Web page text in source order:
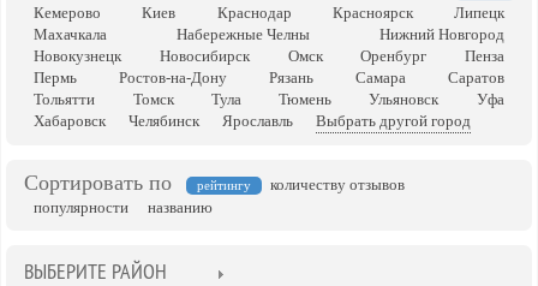
Кемерово Киев Краснодар Красноярск
Липецк
Махачкала
Набережные Челны
Нижний Новгород
Новокузнецк
Новосибирск Омск Оренбург
Пенза
Пермь
Ростов-на-Дону Рязань Самара
Саратов
Тольятти
Томск Тула Тюмень Ульяновск
Уфа
Хабаровск
Челябинск Ярославль Выбрать другой город
Сортировать по рейтингу
количеству отзывов
популярности
названию
ВЫБЕРИТЕ РАЙОН